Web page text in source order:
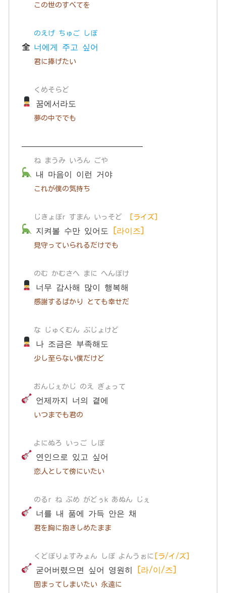
この世のすべてを
のえげ ちゅご しぽ
全 너에게 주고 싶어
君に捧げたい
くめそらど
꿈에서라도
夢の中ででも
———————————————
ね まうみ いろん ごや
내 마음이 이런 거야
これが僕の気持ち
じきょぼr すまん いっそど [ライズ]
지켜볼 수만 있어도 [라이즈]
見守っていられるだけでも
のむ かむさへ まに へんぼけ
너무 감사해 많이 행복해
感謝するばかり とても幸せだ
な じゅくむん ぶじょけど
나 조금은 부족해도
少し至らない僕だけど
おんじぇかじ のえ ぎょって
언제까지 너의 곁에
いつまでも君の
よにぬろ いっご しぽ
연인으로 있고 싶어
恋人として傍にいたい
のるr ね ぷめ がどぅk あぬん じぇ
너를 내 품에 가득 안은 채
君を胸に抱きしめたまま
くどぼりょすみょん しぽ よんうぉに [ラ/イ/ズ]
굳어버렸으면 싶어 영원히 [라/이/즈]
固まってしまいたい 永遠に